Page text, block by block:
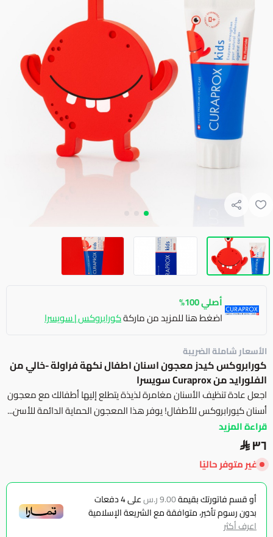
أصلي 100%
اضغط هنا للمزيد من ماركةكورابروكس | سويسرا
الأسعار شاملة الضريبة
كورابروكس كيدز معجون اسنان اطفال نكهة فراولة -خالي من
الفلورايد من Curaprox سويسرا
اجعل عادة تنظيف الأسنان مغامرة لذيذة يتطلع إليها أطفالك مع معجون
أسنان كيورابروكس للأطفال! يوفر هذا المعجون الحماية الدائمة للأسن...
قراءة المزيد
٣٦
غير متوفر حاليًا
أو قسم فاتورتك بقيمة9.00 ر.س على4دفعات
بدون رسوم تأخير، متوافقة مع الشريعة الإسلامية
اعرف أكثر